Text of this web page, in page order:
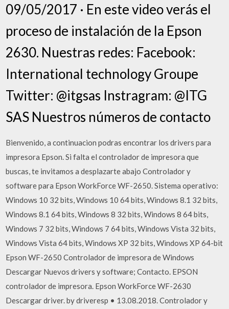
09/05/2017 · En este video verás el
proceso de instalación de la Epson
2630. Nuestras redes: Facebook:
International technology Groupe
Twitter: @itgsas Instragram: @ITG
SAS Nuestros números de contacto
Bienvenido, a continuacion podras encontrar los drivers para
impresora Epson. Si falta el controlador de impresora que
buscas, te invitamos a desplazarte abajo Controlador y
software para Epson WorkForce WF-2650. Sistema operativo:
Windows 10 32 bits, Windows 10 64 bits, Windows 8.1 32 bits,
Windows 8.1 64 bits, Windows 8 32 bits, Windows 8 64 bits,
Windows 7 32 bits, Windows 7 64 bits, Windows Vista 32 bits,
Windows Vista 64 bits, Windows XP 32 bits, Windows XP 64-bit
Epson WF-2650 Controlador de impresora de Windows
Descargar Nuevos drivers y software; Contacto. EPSON
controlador de impresora. Epson WorkForce WF-2630
Descargar driver. by driveresp • 13.08.2018. Controlador y